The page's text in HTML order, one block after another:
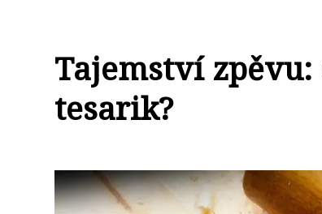
Tajemství zpěvu:
tesarik?